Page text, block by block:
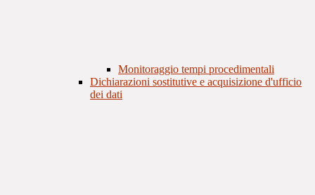
Monitoraggio tempi procedimentali
Dichiarazioni sostitutive e acquisizione d'ufficio
dei dati